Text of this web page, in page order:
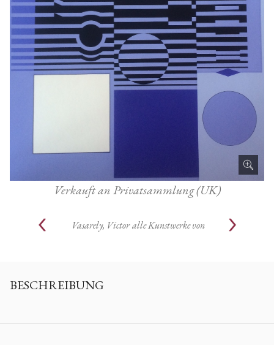
Verkauft an Privatsammlung (UK)
Vasarely, Victoralle Kunstwerke von
BESCHREIBUNG